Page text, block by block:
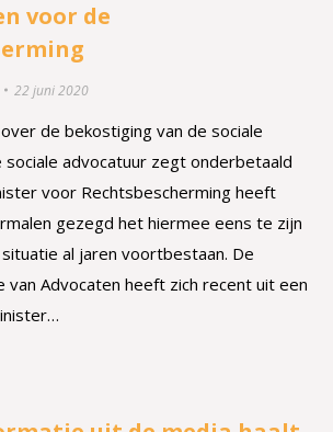
voor de
22 juni 2020
de bekostiging van de sociale
advocatuur zegt onderbetaald
voor Rechtsbescherming heeft
gezegd het hiermee eens te zijn
al jaren voortbestaan. De
van Advocaten heeft zich recent uit een